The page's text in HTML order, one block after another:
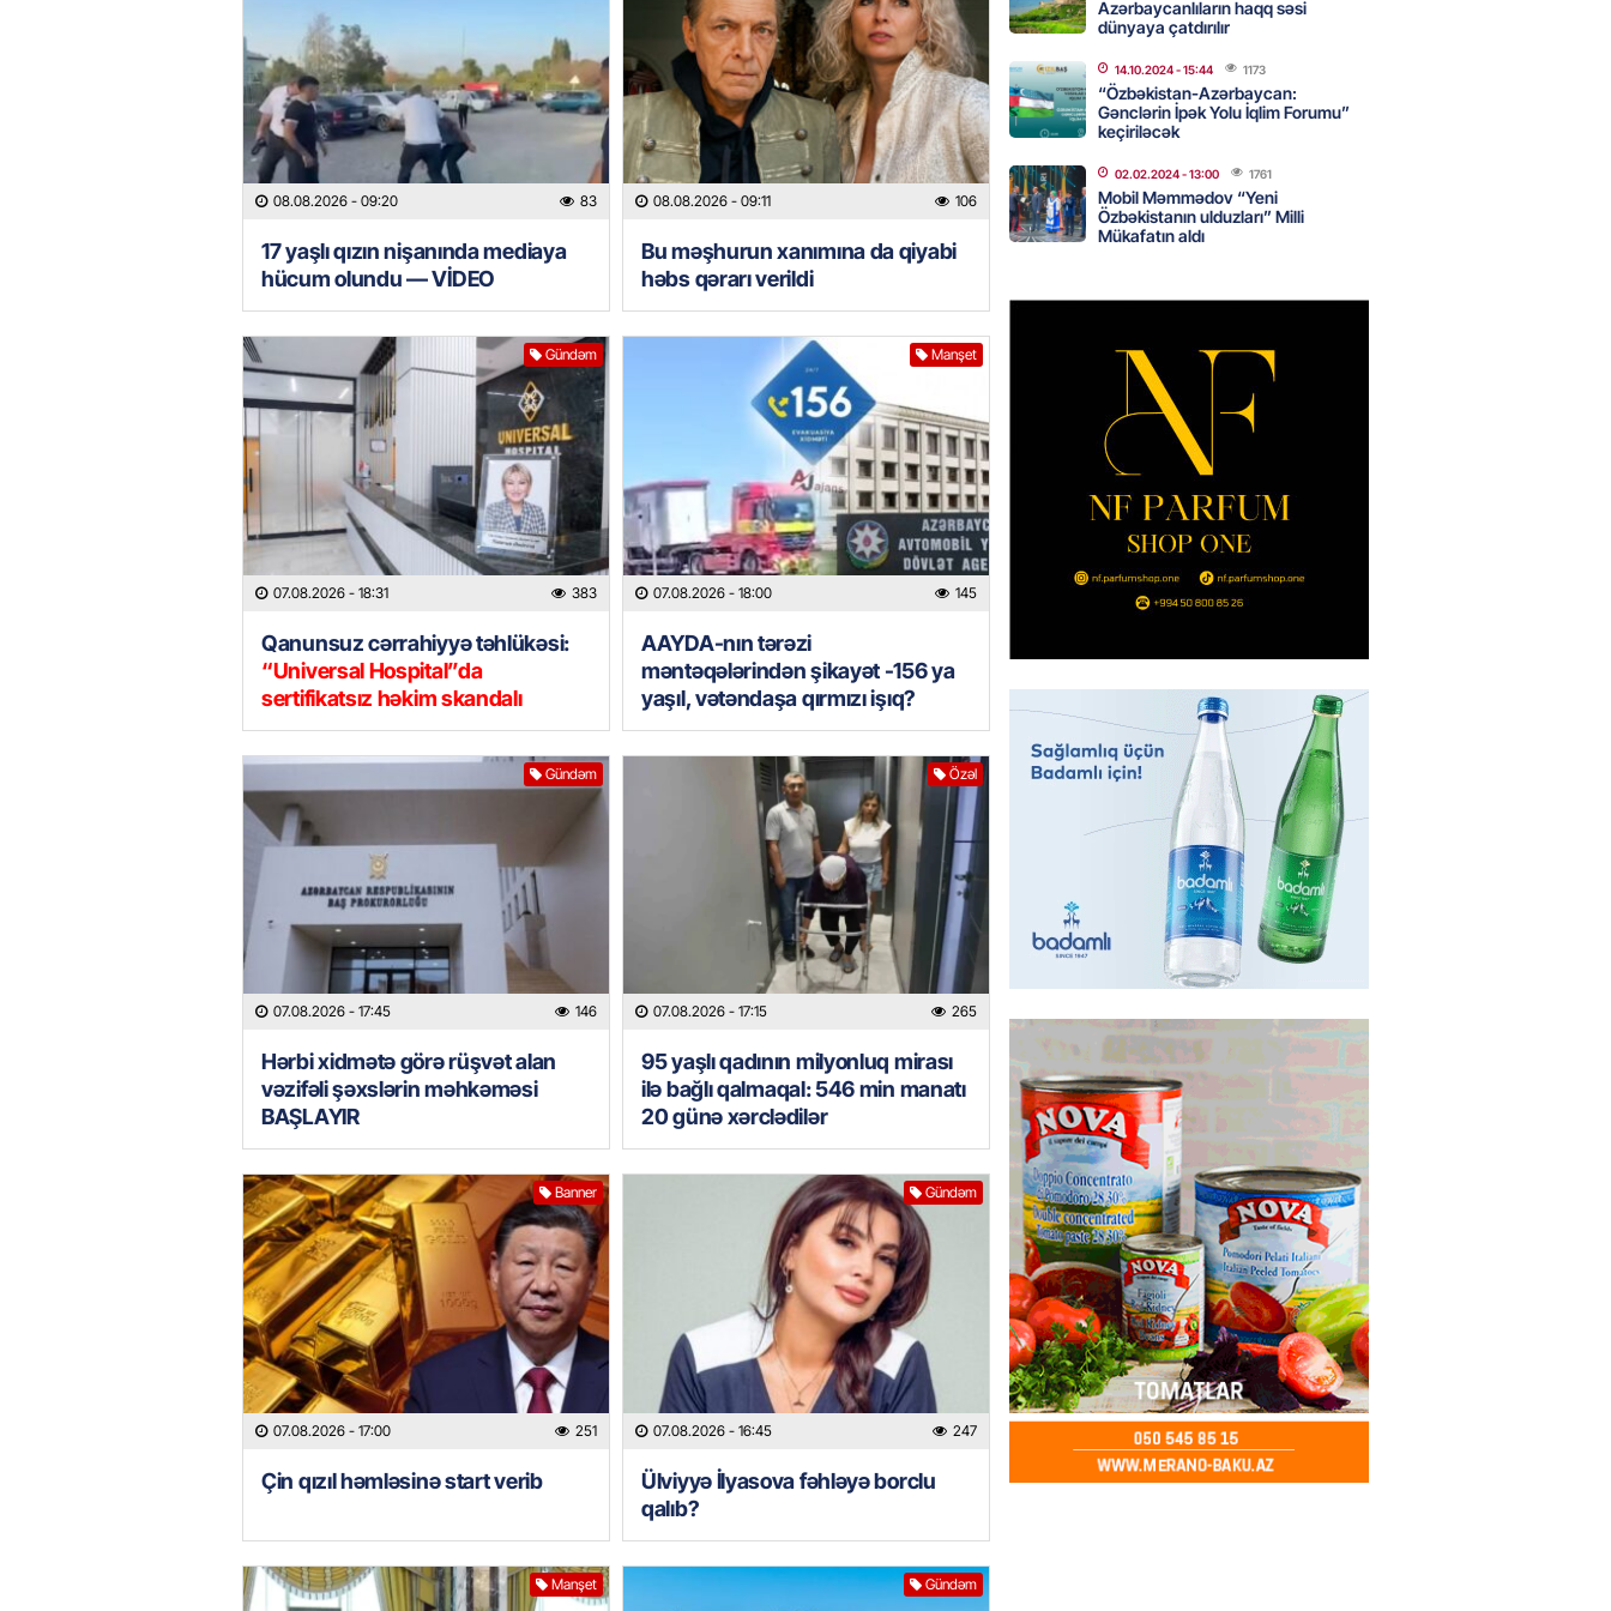
08.08.2026 - 09:20 83
17 yaşlı qızın nişanında mediaya
hücum olundu — VİDEO
08.08.2026 - 09:11 106
Bu məşhurun xanımına da qiyabi
həbs qərarı verildi
Gündəm
07.08.2026 - 18:31 383
Qanunsuz cərrahiyyə təhlükəsi:
“Universal Hospital”da
sertifikatsız həkim skandalı
Manşet
07.08.2026 - 18:00 145
AAYDA-nın tərəzi
məntəqələrindən şikayət -156 ya
yaşıl, vətəndaşa qırmızı işıq?
Gündəm
07.08.2026 - 17:45 146
Hərbi xidmətə görə rüşvət alan
vəzifəli şəxslərin məhkəməsi
BAŞLAYIR
Özəl
07.08.2026 - 17:15 265
95 yaşlı qadının milyonluq mirası
ilə bağlı qalmaqal: 546 min manatı
20 günə xərclədilər
Banner
07.08.2026 - 17:00 251
Çin qızıl həmləsinə start verib
Gündəm
07.08.2026 - 16:45 247
Ülviyyə İlyasova fəhləyə borclu
qalıb?
Manşet Gündəm
Türkiyədə 37,6 milyon, Rusiyada 16,7
milyon – Azərbaycanlıların yemək
xərcləri
07.08.2026 - 15:45
GÜNDƏM
Türkiyə, Səudiyyə Ərəbistanı və
Pakistan arasında Məkkə müdafiə
sazişi imzalanıb
Tramp Ukraynaya bu silahı verməkdən
imtina etdi: ABŞ-ın özünün bu raketlərə
07.08.2026- 15:00 156
ÖZƏL
İki futbolçu İran millisindən İMTİNA
ETDİ:Bu ölkəni seçdilər
159
Azərbaycanda sabah 39 dərəcə isti
olacaq
07.08.2026- 14:30 153
Birbank Biznes-dən mikro biznes
kreditinə 5%-dək endirim
07.08.2026- 14:28 153
HADISƏ
Sumqayıtda avtomobil qaçıran və
çimərlikdə mobil telefon oğurlayan
şəxslər saxlanılıb
07.08.2026- 14:15 156
GÜNDƏM
Kartdan karta istədiyiniz qədər
köçürmə edə bilərsiniz – VİDEO
07.08.2026- 14:00 154
MANŞET
Azərbaycanlıların haqq səsi
dünyaya çatdırılır
14.10.2024- 15:44 1173
“Özbəkistan-Azərbaycan:
Gənclərin İpək Yolu İqlim Forumu”
keçiriləcək
02.02.2024- 13:00 1761
Mobil Məmmədov “Yeni
Özbəkistanın ulduzları” Milli
Mükafatın aldı